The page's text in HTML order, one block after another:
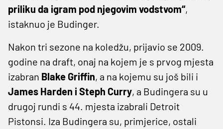
priliku da igram pod njegovim vodstvom“,
istaknuo je Budinger.
Nakon tri sezone na koledžu, prijavio se 2009.
godine na draft, onaj na kojem je s prvog mjesta
izabran Blake Griffin, a na kojemu su još bili i
James Harden i Steph Curry, a Budingera su u
drugoj rundi s 44. mjesta izabrali Detroit
Pistonsi. Iza Budingera su, primjerice, ostali